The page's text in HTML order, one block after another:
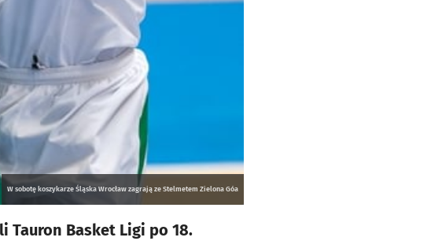
W sobotę koszykarze Śląska Wrocław zagrają ze Stelmetem Zielona Góa
Tauron Basket Ligi po 18.